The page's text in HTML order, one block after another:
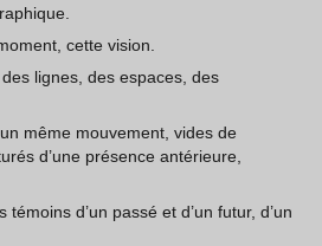
cette vision.
lignes, des espaces, des
même mouvement, vides de
d’une présence antérieure,
d’un passé et d’un futur, d’un